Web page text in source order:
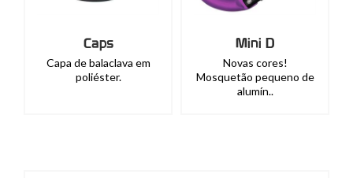
Caps
Capa de balaclava em
poliéster.
Mini D
Novas cores!
Mosquetão pequeno de
alumín..